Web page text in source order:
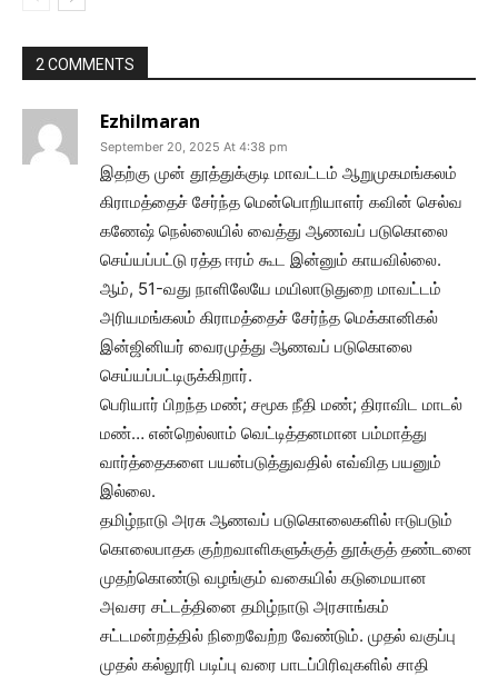
2 COMMENTS
Ezhilmaran
September 20, 2025 At 4:38 pm
இதற்கு முன் தூத்துக்குடி மாவட்டம் ஆறுமுகமங்கலம்
கிராமத்தைச் சேர்ந்த மென்பொறியாளர் கவின் செல்வ
கணேஷ் நெல்லையில் வைத்து ஆணவப் படுகொலை
செய்யப்பட்டு ரத்த ஈரம் கூட இன்னும் காயவில்லை.
ஆம், 51-வது நாளிலேயே மயிலாடுதுறை மாவட்டம்
அரியமங்கலம் கிராமத்தைச் சேர்ந்த மெக்கானிகல்
இன்ஜினியர் வைரமுத்து ஆணவப் படுகொலை
செய்யப்பட்டிருக்கிறார்.
பெரியார் பிறந்த மண்; சமூக நீதி மண்; திராவிட மாடல்
மண்… என்றெல்லாம் வெட்டித்தனமான பம்மாத்து
வார்த்தைகளை பயன்படுத்துவதில் எவ்வித பயனும்
இல்லை.
தமிழ்நாடு அரசு ஆணவப் படுகொலைகளில் ஈடுபடும்
கொலைபாதக குற்றவாளிகளுக்குத் தூக்குத் தண்டனை
முதற்கொண்டு வழங்கும் வகையில் கடுமையான
அவசர சட்டத்தினை தமிழ்நாடு அரசாங்கம்
சட்டமன்றத்தில் நிறைவேற்ற வேண்டும். முதல் வகுப்பு
முதல் கல்லூரி படிப்பு வரை பாடப்பிரிவுகளில் சாதி